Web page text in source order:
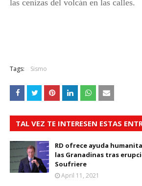
las cenizas del volcán en las calles.
Tags: Sismo
TAL VEZ TE INTERESEN ESTAS
RD ofrece ayuda
las Granadinas tras
Soufriere
April 11, 2021